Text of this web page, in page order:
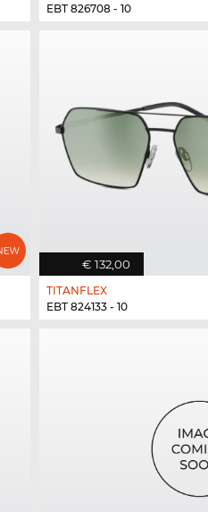
EBT 826708 - 10
€ 132,00
TITANFLEX
EBT 824133 - 10